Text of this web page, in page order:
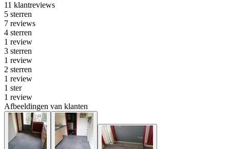
11 klantreviews
5 sterren
7 reviews
4 sterren
1 review
3 sterren
1 review
2 sterren
1 review
1 ster
1 review
Afbeeldingen van klanten